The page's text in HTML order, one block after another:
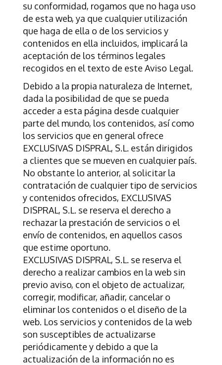
su conformidad, rogamos que no haga uso
de esta web, ya que cualquier utilización
que haga de ella o de los servicios y
contenidos en ella incluidos, implicará la
aceptación de los términos legales
recogidos en el texto de este Aviso Legal.
Debido a la propia naturaleza de Internet,
dada la posibilidad de que se pueda
acceder a esta página desde cualquier
parte del mundo, los contenidos, así como
los servicios que en general ofrece
EXCLUSIVAS DISPRAL, S.L. están dirigidos
a clientes que se mueven en cualquier país.
No obstante lo anterior, al solicitar la
contratación de cualquier tipo de servicios
y contenidos ofrecidos, EXCLUSIVAS
DISPRAL, S.L. se reserva el derecho a
rechazar la prestación de servicios o el
envío de contenidos, en aquellos casos
que estime oportuno.
EXCLUSIVAS DISPRAL, S.L. se reserva el
derecho a realizar cambios en la web sin
previo aviso, con el objeto de actualizar,
corregir, modificar, añadir, cancelar o
eliminar los contenidos o el diseño de la
web. Los servicios y contenidos de la web
son susceptibles de actualizarse
periódicamente y debido a que la
actualización de la información no es